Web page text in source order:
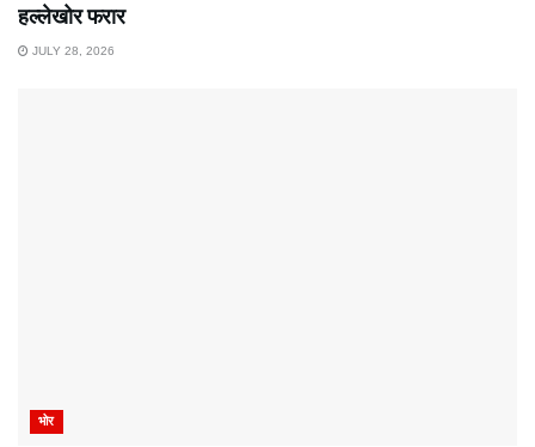
हल्लेखोर फरार
JULY 28, 2026
भोर